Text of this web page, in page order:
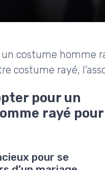
costume homme
costume rayé,
pour un
rayé
pour se